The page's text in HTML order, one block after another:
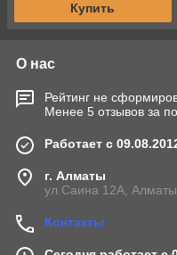
Купить
О нас
Рейтинг не
Менее 5 отзывов за
Работает с
г. Алматы
ул.Саина 12А,
Контакты